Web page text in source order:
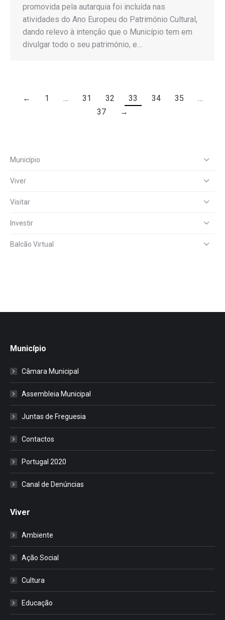
promovida pela autarquia foi incluída nas
atividades do Ano Europeu do Património Cultural,
dando relevo à intenção que o Município tem em
divulgar todo o seu património, e…
← 1 … 31 32 33 34 35
…
37
→
Município
Viver
Visitar
Investir
Balcão Virtual
Município
Câmara Municipal
Assembleia Municipal
Juntas de Freguesia
Contactos
Portugal 2020
Canal de Denúncias
Viver
Ambiente
Ação Social
Cultura
Educação